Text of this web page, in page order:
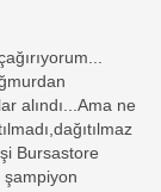
alındı...Ama ne
Bursastore
şampiyon